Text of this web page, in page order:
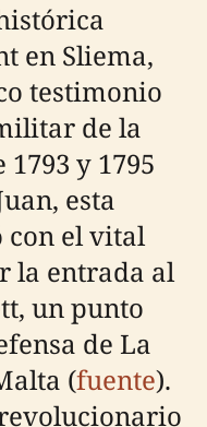
en Sliema,
testimonio
de la
y 1795
esta
el vital
la entrada al
un punto
de La
(fuente).